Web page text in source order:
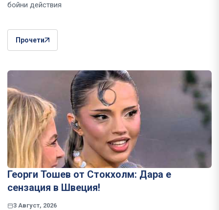
бойни действия
Прочети
Георги Тошев от Стокхолм: Дара е
сензация в Швеция!
3 Август, 2026